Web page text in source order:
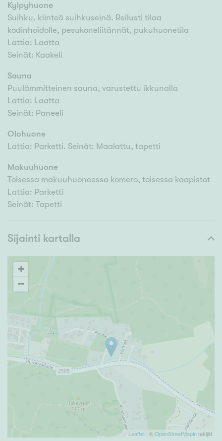
Kylpyhuone
Suihku, kiinteä suihkuseinä. Reilusti tilaa
kodinhoidolle, pesukoneliitännät, pukuhuonetila
Lattia: Laatta
Seinät: Kaakeli
Sauna
Puulämmitteinen sauna, varustettu ikkunalla
Lattia: Laatta
Seinät: Paneeli
Olohuone
Lattia: Parketti. Seinät: Maalattu, tapetti
Makuuhuone
Toisessa makuuhuoneessa komero, toisessa kaapistot
Lattia: Parketti
Seinät: Tapetti
Sijainti kartalla
+
−
Leaflet | ©OpenStreetMapintekijät